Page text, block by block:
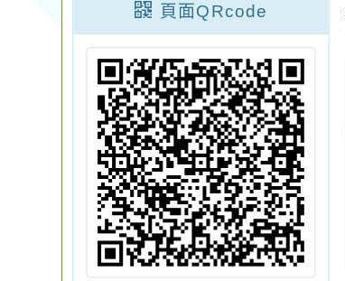
頁面QRcode
範大學辦理
思維：海狸迷
長培訓工作
轉知教育部國民及學
前教育署(以下簡稱國
教署)115學年度徵聘